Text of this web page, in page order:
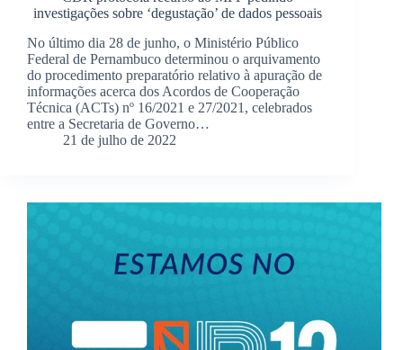
investigações sobre ‘degustação’ de dados pessoais
No último dia 28 de junho, o Ministério Público
Federal de Pernambuco determinou o arquivamento
do procedimento preparatório relativo à apuração de
informações acerca dos Acordos de Cooperação
Técnica (ACTs) nº 16/2021 e 27/2021, celebrados
entre a Secretaria de Governo…
21 de julho de 2022